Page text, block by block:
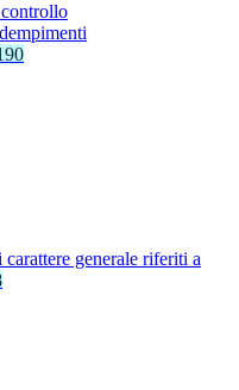
generale riferiti a